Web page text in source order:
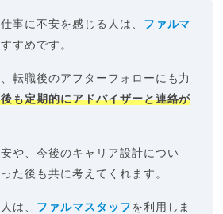
事に不安を感じる人は、 ファルマ
すめです。
転職後のアフターフォローにも力
も定期的にアドバイザーと連絡が
や、今後のキャリア設計につい
た後も共に考えてくれます。
は、 ファルマスタッフ を利用しま